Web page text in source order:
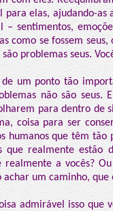
para elas, ajudando-as
– sentimentos,
como se fossem
problemas seus.
de um ponto tão
não são
para dentro de
coisa para ser
humanos que têm tão
que realmente estão
realmente a vocês?
achar um caminho,
admirável isso que